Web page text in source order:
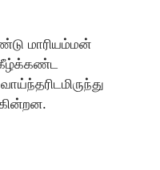
மாரியம்மன்